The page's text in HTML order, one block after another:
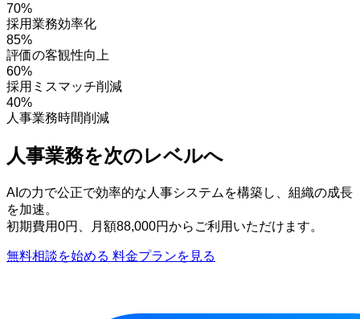
70%
採用業務効率化
85%
評価の客観性向上
60%
採用ミスマッチ削減
40%
人事業務時間削減
人事業務を次のレベルへ
AIの力で公正で効率的な人事システムを構築し、組織の成長
を加速。
初期費用0円、月額88,000円からご利用いただけます。
無料相談を始める 料金プランを見る